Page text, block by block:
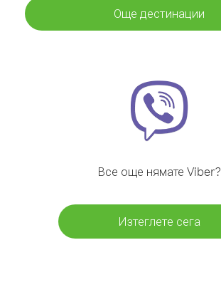
Още дестинации
Все още нямате Viber?
Изтеглете сега